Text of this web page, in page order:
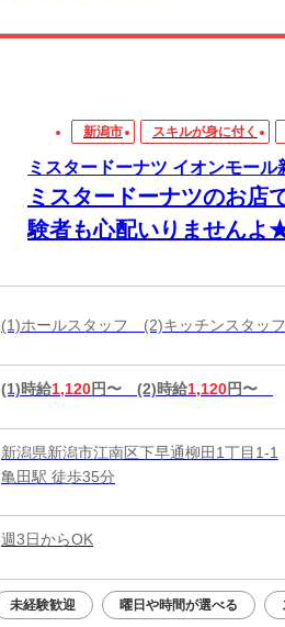
新潟市 スキルが身に付く
ミスタードーナツ イオンモール
ミスタードーナツのお店
験者も心配いりませんよ
(1)ホールスタッフ (2)キッチンスタッ
(1)時給1,120円〜 (2)時給1,120円〜
新潟県新潟市江南区下早通柳田1丁目1-1
亀田駅 徒歩35分
週3日からOK
未経験歓迎 曜日や時間が選べる